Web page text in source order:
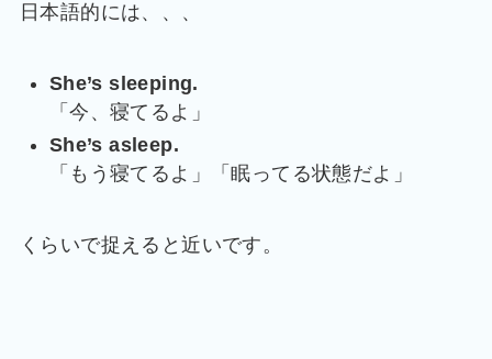
日本語的には、、、
She’s sleeping.
「今、寝てるよ」
She’s asleep.
「もう寝てるよ」「眠ってる状態だよ」
くらいで捉えると近いです。